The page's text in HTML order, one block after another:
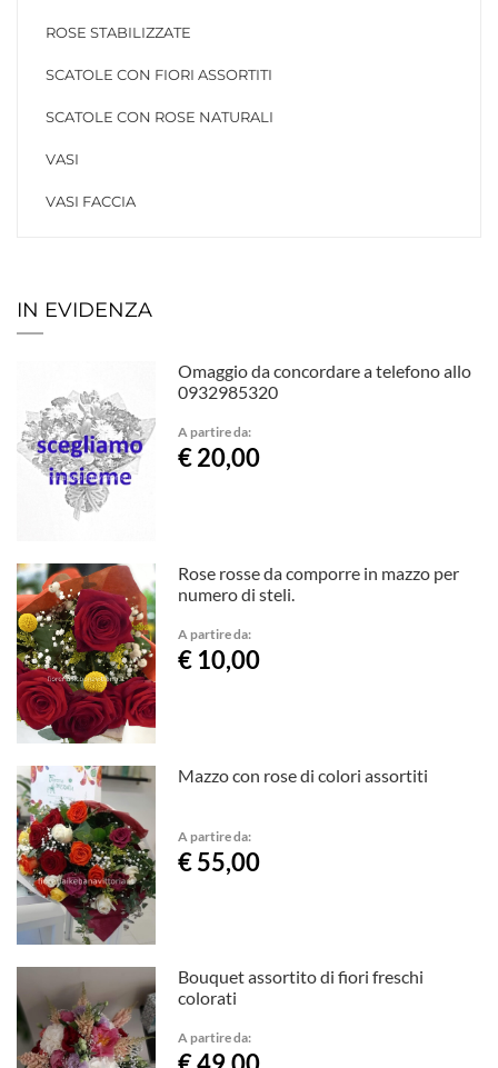
ROSE STABILIZZATE
SCATOLE CON FIORI ASSORTITI
SCATOLE CON ROSE NATURALI
VASI
VASI FACCIA
IN EVIDENZA
Omaggio da concordare a telefono allo
0932985320
A partire da:
€ 20,00
Rose rosse da comporre in mazzo per
numero di steli.
A partire da:
€ 10,00
Mazzo con rose di colori assortiti
A partire da:
€ 55,00
Bouquet assortito di fiori freschi
colorati
A partire da: